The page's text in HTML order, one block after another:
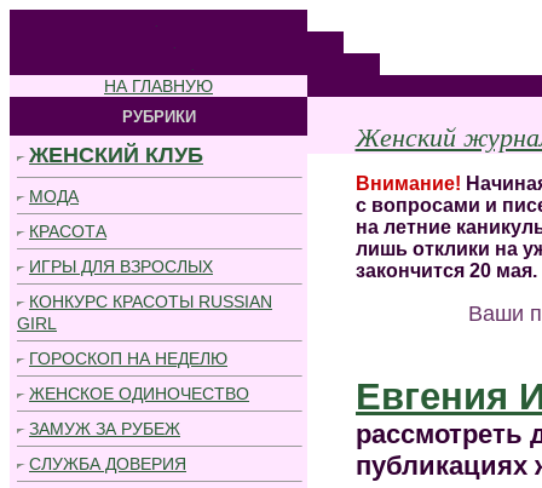
НА ГЛАВНУЮ
РУБРИКИ
ЖЕНСКИЙ КЛУБ
МОДА
КРАСОТА
ИГРЫ ДЛЯ ВЗРОСЛЫХ
КОНКУРС КРАСОТЫ RUSSIAN
GIRL
ГОРОСКОП НА НЕДЕЛЮ
ЖЕНСКОЕ ОДИНОЧЕСТВО
ЗАМУЖ ЗА РУБЕЖ
СЛУЖБА ДОВЕРИЯ
Женский
Внимание!
с вопросами и
на летние
лишь отклики на
закончится 20 мая.
Ваши
Евгения
рассмотреть
публикациях